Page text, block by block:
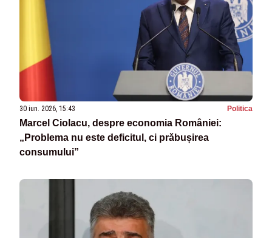
30 iun. 2026, 15:43 Politica
Marcel Ciolacu, despre economia României:
„Problema nu este deficitul, ci prăbușirea
consumului”